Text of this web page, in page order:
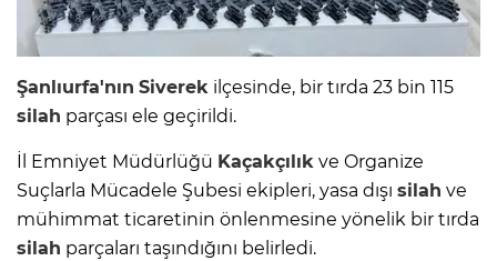
Şanlıurfa'nın Siverek ilçesinde, bir tırda 23 bin 115
silah parçası ele geçirildi.
İl Emniyet Müdürlüğü Kaçakçılık ve Organize
Suçlarla Mücadele Şubesi ekipleri, yasa dışı silah ve
mühimmat ticaretinin önlenmesine yönelik bir tırda
silah parçaları taşındığını belirledi.